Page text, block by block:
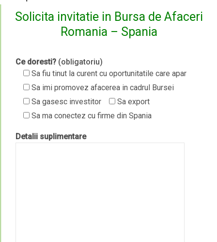
Solicita invitatie in Bursa de Afaceri
Romania – Spania
Ce doresti? (obligatoriu)
Sa fiu tinut la curent cu oportunitatile care apar
Sa imi promovez afacerea in cadrul Bursei
Sa gasesc investitor
Sa export
Sa ma conectez cu firme din Spania
Detalii suplimentare